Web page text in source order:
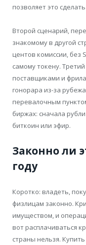
позволяет это
Второй сценарий,
знакомому в другой
центов комиссии, без
самому токену.
поставщиками и
гонорара из-за
перевалочным
биржах: сначала
биткоин или эфир.
Законно ли
году
Коротко: владеть,
физлицам законно.
имуществом, и
вот расплачиваться
страны нельзя.